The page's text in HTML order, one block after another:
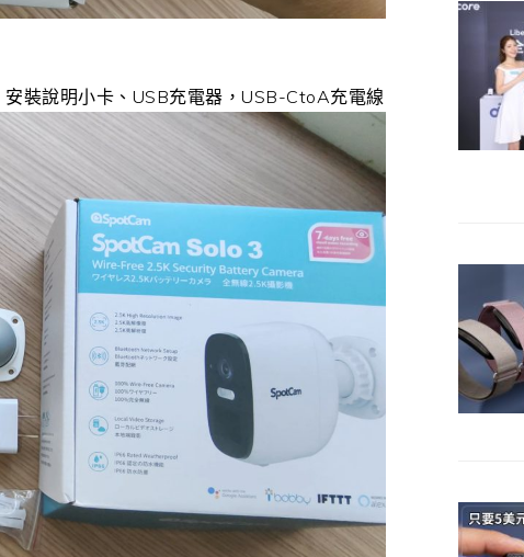
裝說明小卡、USB充電器，USB-CtoA充電線